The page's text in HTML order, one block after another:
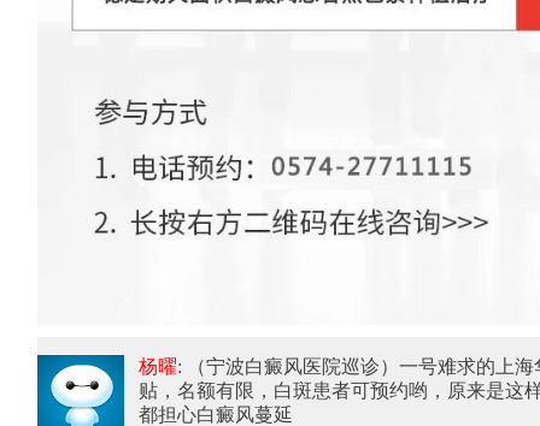
杨曜: （宁波白癜风医院巡诊）一号难求的上
贴，名额有限，白斑患者可预约哟 ，原来是这
都担心白癜风蔓延